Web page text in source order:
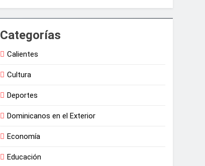
Categorías
Calientes
Cultura
Deportes
Dominicanos en el Exterior
Economía
Educación